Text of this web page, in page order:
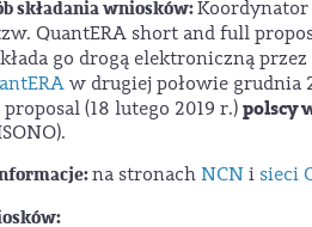
składania wniosków:
QuantERA short and full
go drogą elektroniczną
w drugiej połowie grudnia
(18 lutego 2019 r.) polscy
na stronach NCN i sieci